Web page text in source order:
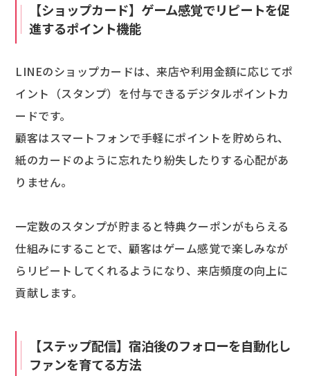
【ショップカード】ゲーム感覚でリピートを促
進するポイント機能
LINEのショップカードは、来店や利用金額に応じてポ
イント（スタンプ）を付与できるデジタルポイントカ
ードです。
顧客はスマートフォンで手軽にポイントを貯められ、
紙のカードのように忘れたり紛失したりする心配があ
りません。
一定数のスタンプが貯まると特典クーポンがもらえる
仕組みにすることで、顧客はゲーム感覚で楽しみなが
らリピートしてくれるようになり、来店頻度の向上に
貢献します。
【ステップ配信】宿泊後のフォローを自動化し
ファンを育てる方法